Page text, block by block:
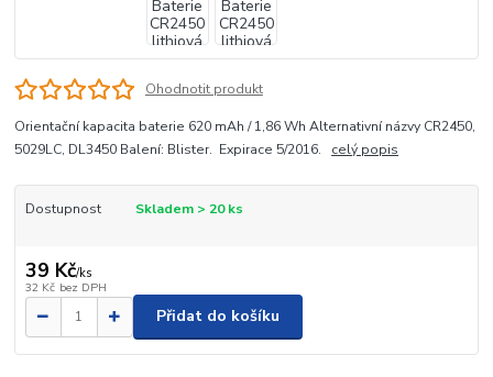
Ohodnotit produkt
Orientační kapacita baterie 620 mAh / 1,86 Wh Alternativní názvy CR2450,
5029LC, DL3450 Balení: Blister. Expirace 5/2016. celý popis
Dostupnost Skladem > 20 ks
39 Kč/ks
32 Kč bez DPH
Přidat do košíku